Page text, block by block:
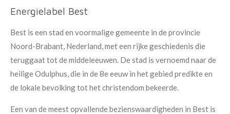
Energielabel Best
Best is een stad en voormalige gemeente in de provincie
Noord-Brabant, Nederland, met een rijke geschiedenis die
teruggaat tot de middeleeuwen. De stad is vernoemd naar de
heilige Odulphus, die in de 8e eeuw in het gebied predikte en
de lokale bevolking tot het christendom bekeerde.
Een van de meest opvallende bezienswaardigheden in Best is